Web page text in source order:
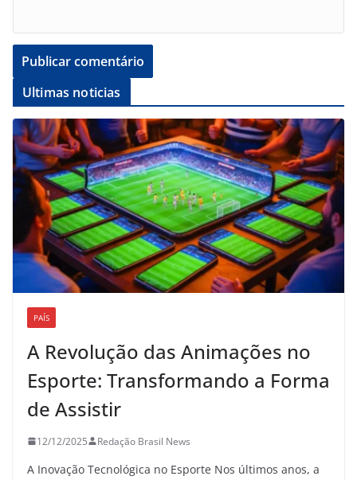
Ultimas noticias
PAÍS
A Revolução das Animações no
Esporte: Transformando a Forma
de Assistir
12/12/2025 Redação Brasil News
A Inovação Tecnológica no Esporte Nos últimos anos, a